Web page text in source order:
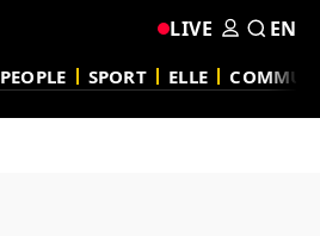
PEOPLE SPORT ELLE
LIVE EN